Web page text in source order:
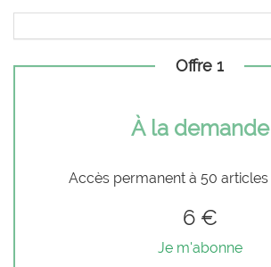
Offre 1
À la demande
Accès permanent à 50
6 €
Je m'abonne